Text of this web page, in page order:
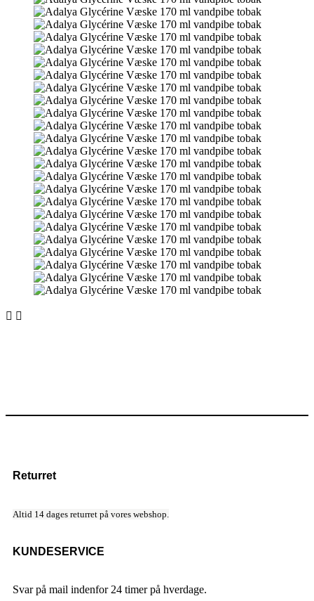
 
Returret
Altid 14 dages returret på vores webshop.
KUNDESERVICE
Svar på mail indenfor 24 timer på hverdage.